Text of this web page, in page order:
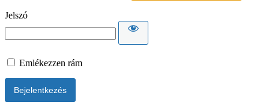
Jelszó
Emlékezzen rám